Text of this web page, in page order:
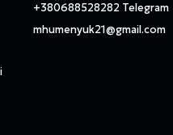
+380688528282 Telegram
mhumenyuk21@gmail.com